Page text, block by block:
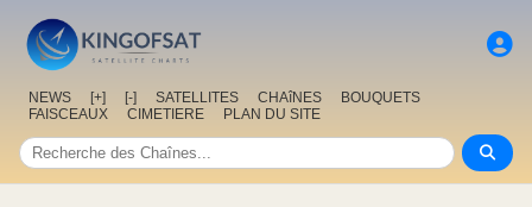
NEWS [+] [-] SATELLITES CHAîNES
BOUQUETS
FAISCEAUX
CIMETIERE PLAN DU SITE